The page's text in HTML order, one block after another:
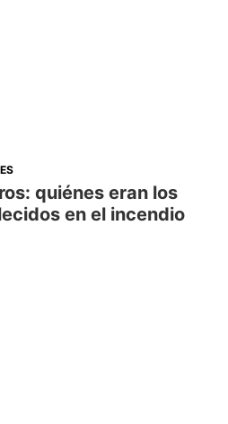
quiénes eran los
en el incendio